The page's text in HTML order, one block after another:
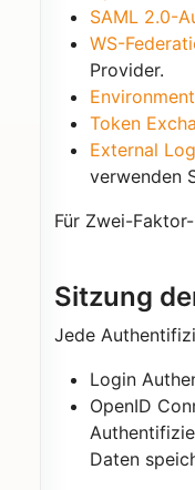
SAML 2.0-
WS-
Provider.
Token
External
verwenden
Für Zwei-
Sitzung
Jede
Login
OpenID
Daten